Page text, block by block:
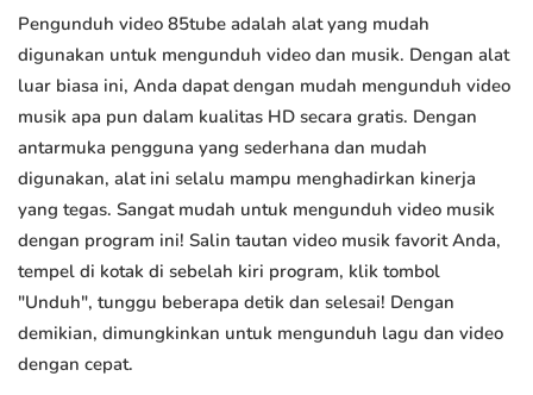
Pengunduh video 85tube adalah alat yang mudah
digunakan untuk mengunduh video dan musik. Dengan alat
luar biasa ini, Anda dapat dengan mudah mengunduh video
musik apa pun dalam kualitas HD secara gratis. Dengan
antarmuka pengguna yang sederhana dan mudah
digunakan, alat ini selalu mampu menghadirkan kinerja
yang tegas. Sangat mudah untuk mengunduh video musik
dengan program ini! Salin tautan video musik favorit Anda,
tempel di kotak di sebelah kiri program, klik tombol
"Unduh", tunggu beberapa detik dan selesai! Dengan
demikian, dimungkinkan untuk mengunduh lagu dan video
dengan cepat.